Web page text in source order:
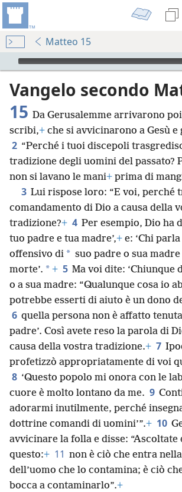
Matteo 15
Audio Player
Vangelo secondo
15 Da Gerusalemme arrivarono
scribi,+ che si avvicinarono a Gesù e
2 “Perché i tuoi discepoli
tradizione degli uomini del passato?
non si lavano le mani+ prima di
3 Lui rispose loro: “E voi, perché
comandamento di Dio a causa della
tradizione?+ 4 Per esempio, Dio ha
tuo padre e tua madre’,+ e: ‘Chi
offensivo di * suo padre o sua madre
morte’. * + 5 Ma voi dite: ‘Chiunque
o a sua madre: “Qualunque cosa io
potrebbe esserti di aiuto è un dono
6 quella persona non è affatto
padre’. Così avete reso la parola di
causa della vostra tradizione.+ 7
profetizzò appropriatamente di voi
8 ‘Questo popolo mi onora con le
cuore è molto lontano da me. 9
adorarmi inutilmente, perché
dottrine comandi di uomini’”.+ 10
avvicinare la folla e disse: “Ascoltate
questo:+ 11 non è ciò che entra
dell’uomo che lo contamina; è ciò
bocca a contaminarlo”.+